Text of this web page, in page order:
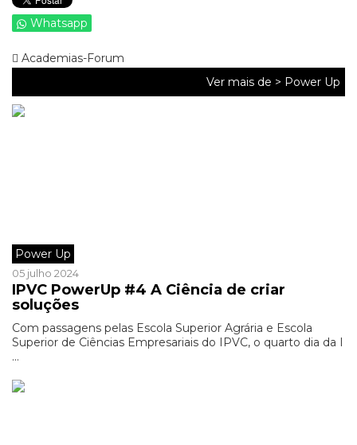
Whatsapp
Academias-Forum
Ver mais de > Power Up
Power Up
05 julho 2024
IPVC PowerUp #4 A Ciência de criar
soluções
Com passagens pelas Escola Superior Agrária e Escola
Superior de Ciências Empresariais do IPVC, o quarto dia da I
...